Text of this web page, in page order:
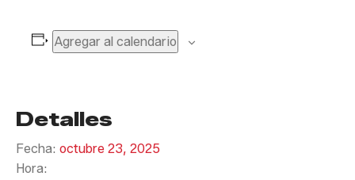
Agregar al calendario
Detalles
Fecha: octubre 23, 2025
Hora: